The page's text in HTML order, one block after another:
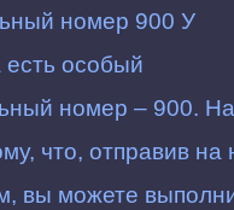
номер 900 У
особый
номер – 900.
что, отправив на
вы можете